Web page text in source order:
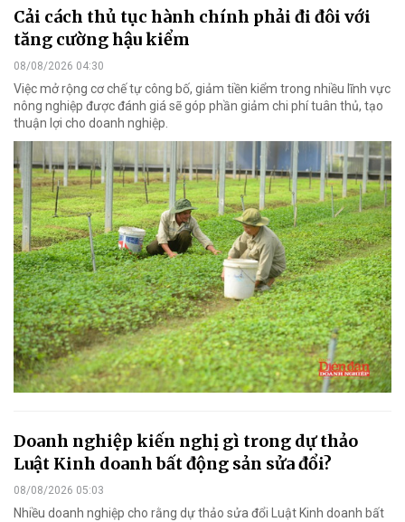
Cải cách thủ tục hành chính phải đi đôi với
tăng cường hậu kiểm
08/08/2026 04:30
Việc mở rộng cơ chế tự công bố, giảm tiền kiểm trong nhiều lĩnh vực
nông nghiệp được đánh giá sẽ góp phần giảm chi phí tuân thủ, tạo
thuận lợi cho doanh nghiệp.
Doanh nghiệp kiến nghị gì trong dự thảo
Luật Kinh doanh bất động sản sửa đổi?
08/08/2026 05:03
Nhiều doanh nghiệp cho rằng dự thảo sửa đổi Luật Kinh doanh bất